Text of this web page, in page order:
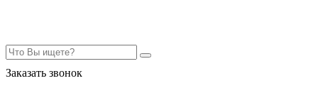
Заказать звонок